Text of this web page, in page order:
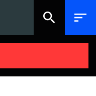
search sort